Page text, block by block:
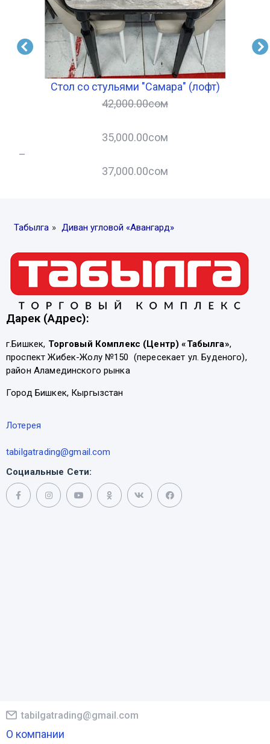
Стол со стульями "Самара" (лофт)
42,000.00сом
35,000.00сом
–
37,000.00сом
Табылга » Диван угловой «Авангард»
Дарек (Адрес):
г.Бишкек, Торговый Комплекс (Центр) «Табылга»,
проспект Жибек-Жолу №150 (пересекает ул. Буденого),
район Аламединского рынка
Город Бишкек, Кыргызстан
Лотерея
tabilgatrading@gmail.com
Социальные Сети:
tabilgatrading@gmail.com
О компании